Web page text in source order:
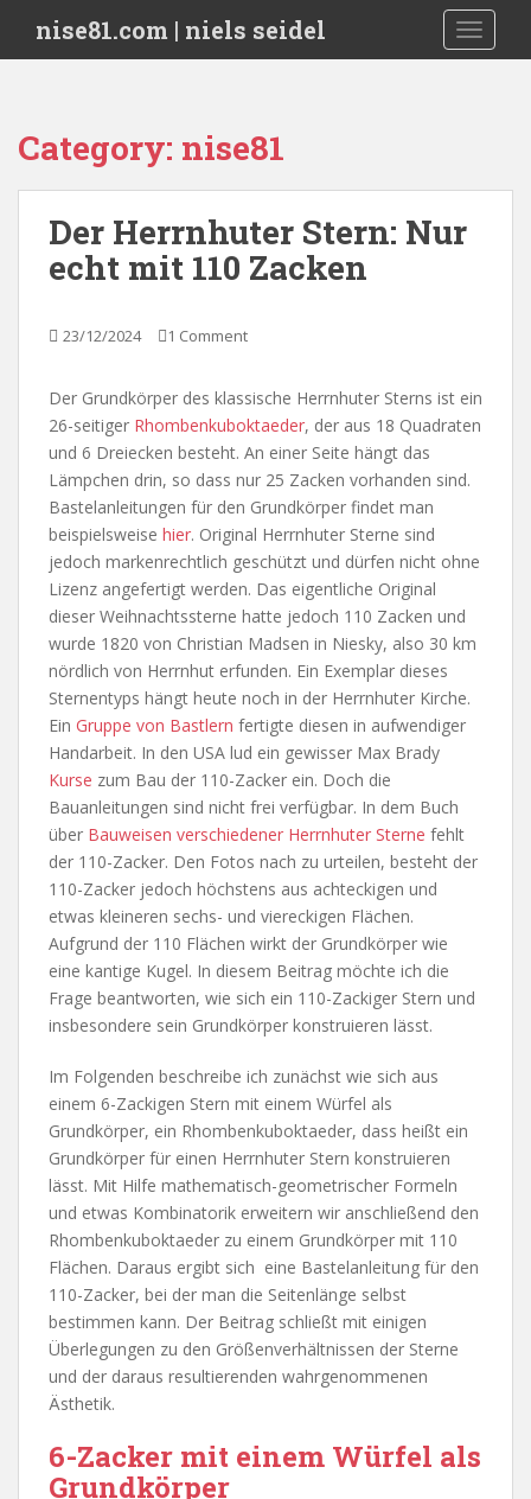
i
nise81.com | niels seidel
Category: nise81
Der Herrnhuter Stern: Nur
echt mit 110 Zacken
23/12/2024 1 Comment
Der Grundkörper des klassische Herrnhuter Sterns ist ein
26-seitiger Rhombenkuboktaeder, der aus 18 Quadraten
und 6 Dreiecken besteht. An einer Seite hängt das
Lämpchen drin, so dass nur 25 Zacken vorhanden sind.
Bastelanleitungen für den Grundkörper findet man
beispielsweise hier. Original Herrnhuter Sterne sind
jedoch markenrechtlich geschützt und dürfen nicht ohne
Lizenz angefertigt werden. Das eigentliche Original
dieser Weihnachtssterne hatte jedoch 110 Zacken und
wurde 1820 von Christian Madsen in Niesky, also 30 km
nördlich von Herrnhut erfunden. Ein Exemplar dieses
Sternentyps hängt heute noch in der Herrnhuter Kirche.
Ein Gruppe von Bastlern fertigte diesen in aufwendiger
Handarbeit. In den USA lud ein gewisser Max Brady
Kurse zum Bau der 110-Zacker ein. Doch die
Bauanleitungen sind nicht frei verfügbar. In dem Buch
über Bauweisen verschiedener Herrnhuter Sterne fehlt
der 110-Zacker. Den Fotos nach zu urteilen, besteht der
110-Zacker jedoch höchstens aus achteckigen und
etwas kleineren sechs- und viereckigen Flächen.
Aufgrund der 110 Flächen wirkt der Grundkörper wie
eine kantige Kugel. In diesem Beitrag möchte ich die
Frage beantworten, wie sich ein 110-Zackiger Stern und
insbesondere sein Grundkörper konstruieren lässt.
Im Folgenden beschreibe ich zunächst wie sich aus
einem 6-Zackigen Stern mit einem Würfel als
Grundkörper, ein Rhombenkuboktaeder, dass heißt ein
Grundkörper für einen Herrnhuter Stern konstruieren
lässt. Mit Hilfe mathematisch-geometrischer Formeln
und etwas Kombinatorik erweitern wir anschließend den
Rhombenkuboktaeder zu einem Grundkörper mit 110
Flächen. Daraus ergibt sich eine Bastelanleitung für den
110-Zacker, bei der man die Seitenlänge selbst
bestimmen kann. Der Beitrag schließt mit einigen
Überlegungen zu den Größenverhältnissen der Sterne
und der daraus resultierenden wahrgenommenen
Ästhetik.
6-Zacker mit einem Würfel als
Grundkörper